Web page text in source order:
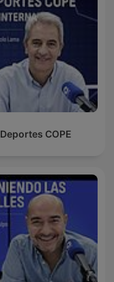
Deportes COPE